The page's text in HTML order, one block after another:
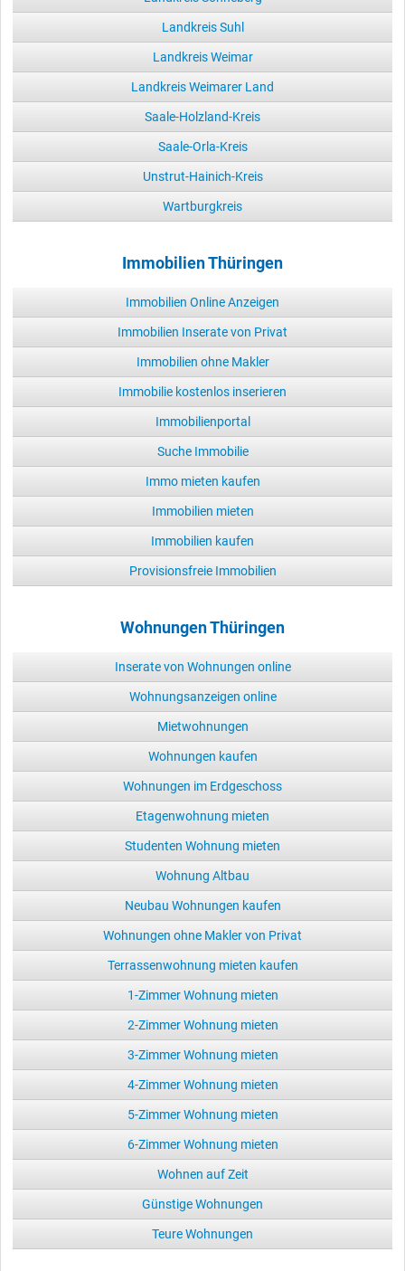
Landkreis Suhl
Landkreis Weimar
Landkreis Weimarer Land
Saale-Holzland-Kreis
Saale-Orla-Kreis
Unstrut-Hainich-Kreis
Wartburgkreis
Immobilien Thüringen
Immobilien Online Anzeigen
Immobilien Inserate von Privat
Immobilien ohne Makler
Immobilie kostenlos inserieren
Immobilienportal
Suche Immobilie
Immo mieten kaufen
Immobilien mieten
Immobilien kaufen
Provisionsfreie Immobilien
Wohnungen Thüringen
Inserate von Wohnungen online
Wohnungsanzeigen online
Mietwohnungen
Wohnungen kaufen
Wohnungen im Erdgeschoss
Etagenwohnung mieten
Studenten Wohnung mieten
Wohnung Altbau
Neubau Wohnungen kaufen
Wohnungen ohne Makler von Privat
Terrassenwohnung mieten kaufen
1-Zimmer Wohnung mieten
2-Zimmer Wohnung mieten
3-Zimmer Wohnung mieten
4-Zimmer Wohnung mieten
5-Zimmer Wohnung mieten
6-Zimmer Wohnung mieten
Wohnen auf Zeit
Günstige Wohnungen
Teure Wohnungen